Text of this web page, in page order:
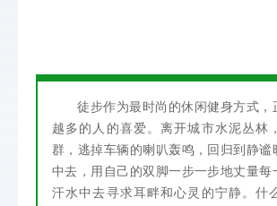
徒步作为最时尚的休闲健身方式，
越多的人的喜爱。离开城市水泥丛林
群，逃掉车辆的喇叭轰鸣，回归到静谧
中去，用自己的双脚一步一步地丈量每
汗水中去寻求耳畔和心灵的宁静。什